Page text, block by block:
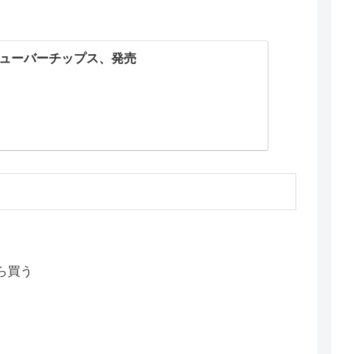
ーバーチップス、発売
買う